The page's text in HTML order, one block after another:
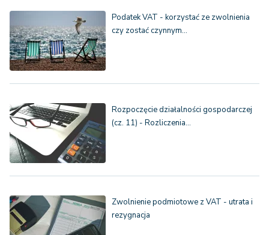
Podatek VAT - korzystać ze zwolnienia
czy zostać czynnym…
Rozpoczęcie działalności gospodarczej
(cz. 11) - Rozliczenia…
Zwolnienie podmiotowe z VAT - utrata i
rezygnacja